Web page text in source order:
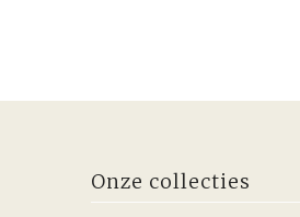
Onze collecties